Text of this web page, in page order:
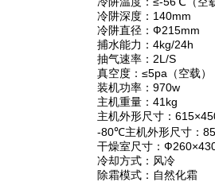
冷阱深度：140mm
冷阱直径：Ф215mm
捕水能力：4kg/24h
抽气速率：2L/S
真空度：≤5pa（空载）
装机功率：970w
主机重量：41kg
主机外形尺寸：
-80℃主机外形尺寸：
干燥室尺寸：
冷却方式：风冷
除霜模式：自然化霜